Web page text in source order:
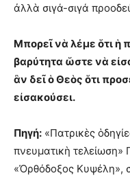
ἀλλὰ σιγά-σιγά
Μπορεῖ νὰ λέμε ὅτι ἡ
βαρύτητα ὥστε νὰ
ἂν δεῖ ὁ Θεὸς ὅτι
εἰσακούσει.
Πηγή: «Πατρικὲς
πνευματικὴ τελείωση»
«Ὀρθόδοξος Κυψέλη»,